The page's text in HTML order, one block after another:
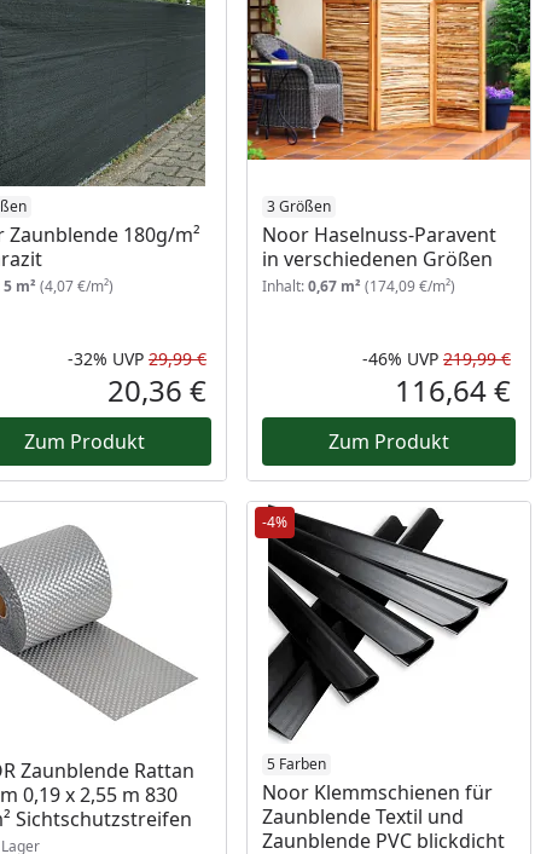
Preis
Zaunblende 180g/m²
5 m² (4,07 €/m²)
Rabatt in Prozent
-32%
Ursprünglicher Preis
UVP 29,99 €
Aktueller Preis
20,36 €
Zum Produkt
3 Größen
Noor Haselnuss-Paravent
in verschiedenen Größen
Inhalt:0,67 m² (174,09 €/m²)
-46% UVP 219,99 €
116,64 €
Zum Produkt
Zaunblende Rattan
0,19 x 2,55 m 830
Sichtschutzstreifen
am Lager
-4%
5 Farben
Noor Klemmschienen für
Zaunblende Textil und
Zaunblende PVC blickdicht